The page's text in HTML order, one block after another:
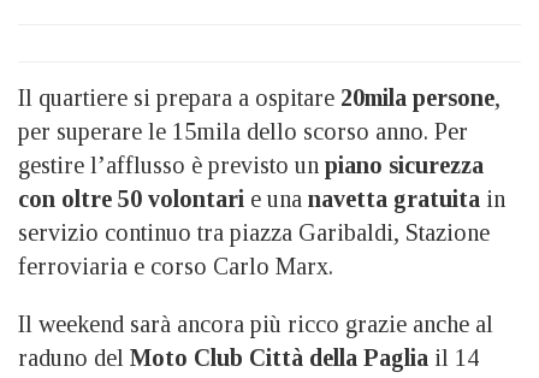
Il quartiere si prepara a ospitare 20mila persone,
per superare le 15mila dello scorso anno. Per
gestire l’afflusso è previsto un piano sicurezza
con oltre 50 volontari e una navetta gratuita in
servizio continuo tra piazza Garibaldi, Stazione
ferroviaria e corso Carlo Marx.
Il weekend sarà ancora più ricco grazie anche al
raduno del Moto Club Città della Paglia il 14